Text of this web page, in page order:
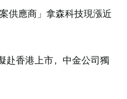
供應商」拿森科技現漲近
赴香港上市，中金公司獨